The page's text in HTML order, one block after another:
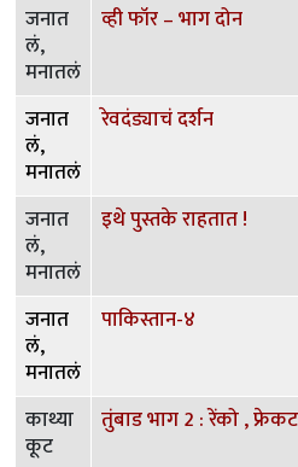
जनात
लं,
मनातलं
व्ही फॉर – भाग दोन
जनात
लं,
मनातलं
रेवदंड्याचं दर्शन
जनात
लं,
मनातलं
इथे पुस्तके राहतात !
जनात
लं,
मनातलं
पाकिस्तान-४
काथ्या
कूट